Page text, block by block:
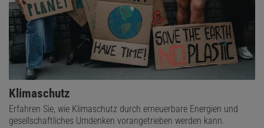
Klimaschutz
Erfahren Sie, wie Klimaschutz durch erneuerbare Energien und
gesellschaftliches Umdenken vorangetrieben werden kann.